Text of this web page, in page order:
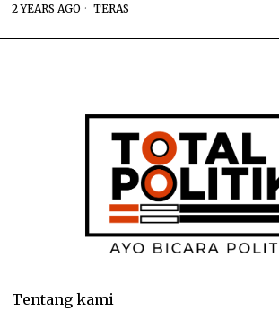
2 YEARS AGO TERAS
Tentang kami